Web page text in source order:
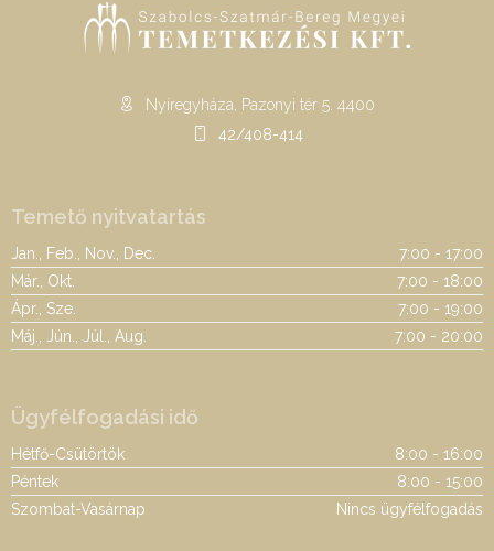
Nyíregyháza, Pazonyi tér 5. 4400
42/408-414
Temető nyitvatartás
Jan., Feb., Nov., Dec.
7:00 - 17:00
Már., Okt.
7:00 - 18:00
Ápr., Sze.
7:00 - 19:00
Máj., Jún., Júl., Aug.
7:00 - 20:00
Ügyfélfogadási idő
Hétfő-Csütörtök
8:00 - 16:00
Péntek
8:00 - 15:00
Szombat-Vasárnap
Nincs ügyfélfogadás